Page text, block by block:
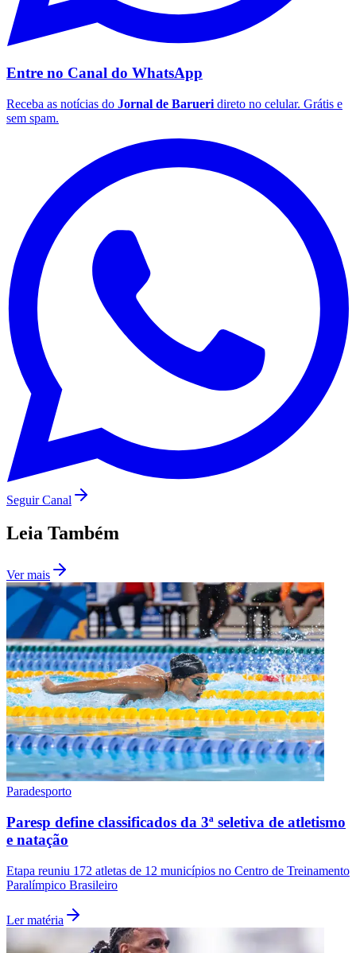
Palmeiras
São Paulo
Santos
Entre no Canal do WhatsApp
Receba as notícias do Jornal de Barueri direto no celular. Grátis e
sem spam.
Seguir Canal
Leia Também
Ver mais
Paradesporto
Paresp define classificados da 3ª seletiva de atletismo
e natação
Etapa reuniu 172 atletas de 12 municípios no Centro de Treinamento
Paralímpico Brasileiro
Ler matéria